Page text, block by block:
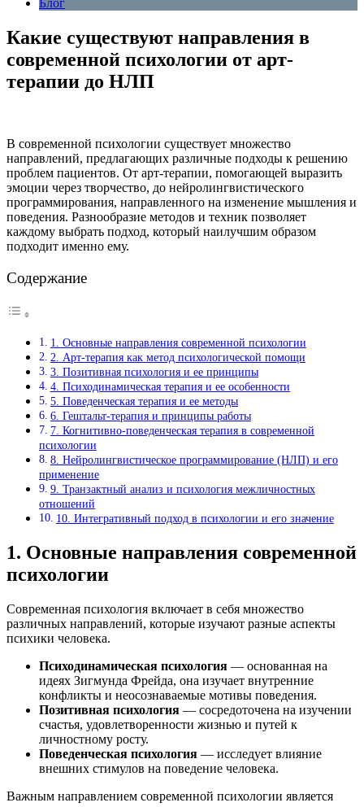
Блог
Какие существуют направления в
современной психологии от арт-
терапии до НЛП
В современной психологии существует множество
направлений, предлагающих различные подходы к решению
проблем пациентов. От арт-терапии, помогающей выразить
эмоции через творчество, до нейролингвистического
программирования, направленного на изменение мышления и
поведения. Разнообразие методов и техник позволяет
каждому выбрать подход, который наилучшим образом
подходит именно ему.
Содержание
1. Основные направления современной психологии
2. Арт-терапия как метод психологической помощи
3. Позитивная психология и ее принципы
4. Психодинамическая терапия и ее особенности
5. Поведенческая терапия и ее методы
6. Гештальт-терапия и принципы работы
7. Когнитивно-поведенческая терапия в современной
психологии
8. Нейролингвистическое программирование (НЛП) и его
применение
9. Транзактный анализ и психология межличностных
отношений
10. Интегративный подход в психологии и его значение
1. Основные направления современной
психологии
Современная психология включает в себя множество
различных направлений, которые изучают разные аспекты
психики человека.
Психодинамическая психология — основанная на
идеях Зигмунда Фрейда, она изучает внутренние
конфликты и неосознаваемые мотивы поведения.
Позитивная психология — сосредоточена на изучении
счастья, удовлетворенности жизнью и путей к
личностному росту.
Поведенческая психология — исследует влияние
внешних стимулов на поведение человека.
Важным направлением современной психологии является